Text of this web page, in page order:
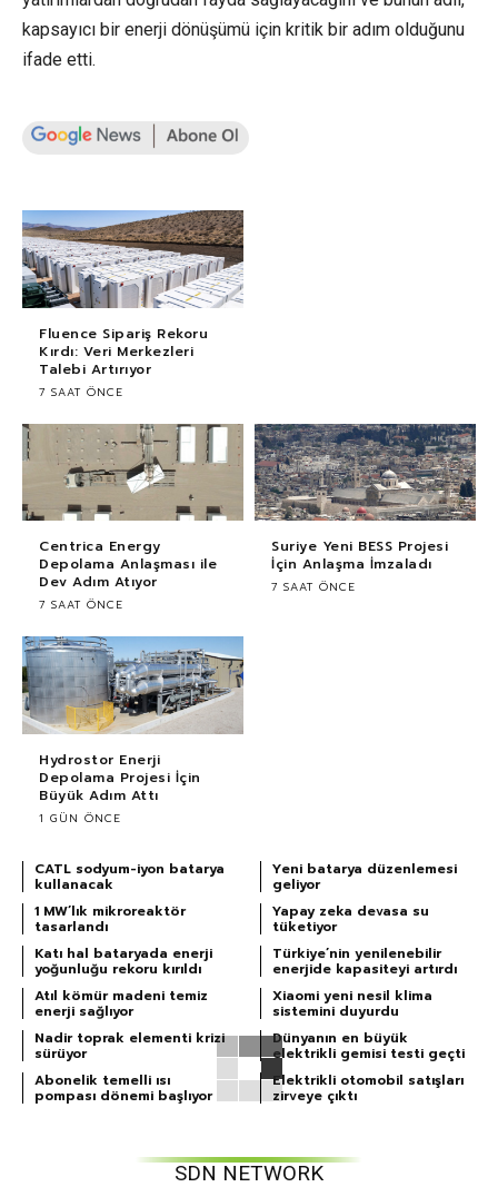
kapsayıcı bir enerji dönüşümü için kritik bir adım olduğunu
ifade etti.
Fluence Sipariş Rekoru
Kırdı: Veri Merkezleri
Talebi Artırıyor
7 SAAT ÖNCE
Centrica Energy
Depolama Anlaşması ile
Dev Adım Atıyor
7 SAAT ÖNCE
Suriye Yeni BESS Projesi
İçin Anlaşma İmzaladı
7 SAAT ÖNCE
Hydrostor Enerji
Depolama Projesi İçin
Büyük Adım Attı
1 GÜN ÖNCE
CATL sodyum-iyon batarya
kullanacak
Yeni batarya düzenlemesi
geliyor
1 MW’lık mikroreaktör
tasarlandı
Yapay zeka devasa su
tüketiyor
Katı hal bataryada enerji
yoğunluğu rekoru kırıldı
Türkiye’nin yenilenebilir
enerjide kapasiteyi artırdı
Atıl kömür madeni temiz
enerji sağlıyor
Xiaomi yeni nesil klima
sistemini duyurdu
Nadir toprak elementi krizi
sürüyor
Dünyanın en büyük
elektrikli gemisi testi geçti
Abonelik temelli ısı
pompası dönemi başlıyor
Elektrikli otomobil satışları
zirveye çıktı
SDN NETWORK